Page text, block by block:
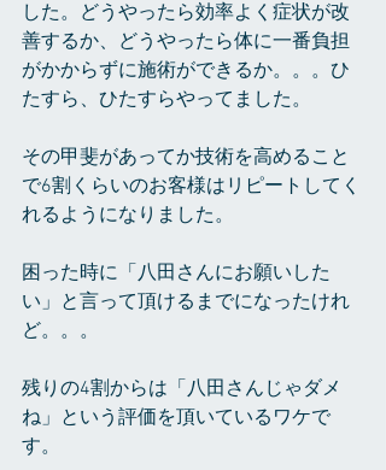
した。どうやったら効率よく症状が改
善するか、どうやったら体に一番負担
がかからずに施術ができるか。。。ひ
たすら、ひたすらやってました。
その甲斐があってか技術を高めること
で6割くらいのお客様はリピートしてく
れるようになりました。
困った時に「八田さんにお願いした
い」と言って頂けるまでになったけれ
ど。。。
残りの4割からは「八田さんじゃダメ
ね」という評価を頂いているワケで
す。